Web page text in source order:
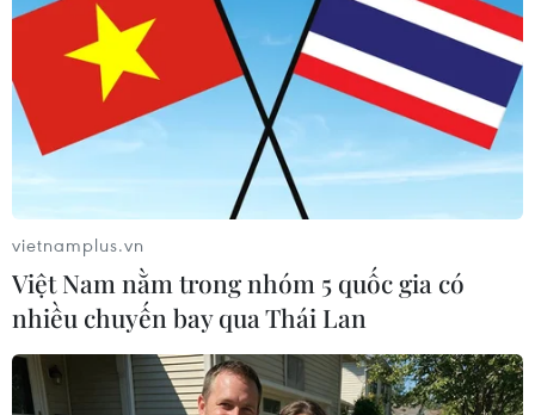
Theo dõi VietnamPlus
vietnamplus.vn
Việt Nam nằm trong nhóm 5 quốc gia có
nhiều chuyến bay qua Thái Lan